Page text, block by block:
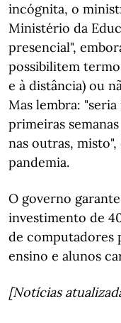
incógnita, o
Ministério da
presencial",
possibilitem
e à distância) ou
Mas lembra:
primeiras
nas outras,
pandemia.
O governo
investimento de
de computadores
ensino e alunos
[Notícias